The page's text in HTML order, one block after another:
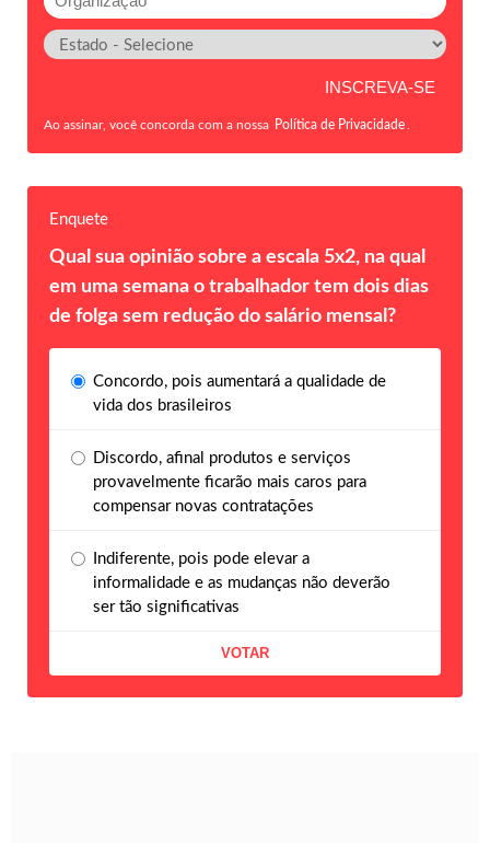
Ao assinar, você concorda com a nossa Política de Privacidade
Enquete
Qual sua opinião sobre a escala 5x2, na qual
em uma semana o trabalhador tem dois dias
de folga sem redução do salário mensal?
Concordo, pois aumentará a qualidade de
vida dos brasileiros
Discordo, afinal produtos e serviços
provavelmente ficarão mais caros para
compensar novas contratações
Indiferente, pois pode elevar a
informalidade e as mudanças não deverão
ser tão significativas